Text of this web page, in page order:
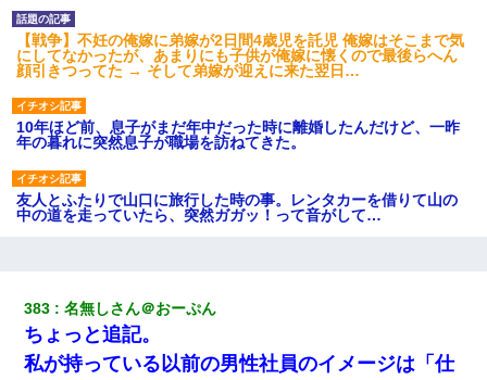
【戦争】不妊の俺嫁に弟嫁が2日間4歳児を託児 俺嫁はそこまで気
にしてなかったが、あまりにも子供が俺嫁に懐くので最後らへん
顔引きつってた → そして弟嫁が迎えに来た翌日…
10年ほど前、息子がまだ年中だった時に離婚したんだけど、一昨
年の暮れに突然息子が職場を訪ねてきた。
友人とふたりで山口に旅行した時の事。レンタカーを借りて山の
中の道を走っていたら、突然ガガッ！って音がして…
三年働いてたパートを突然クビになった。しかし元職場の主要取
引先のトップが母方の叔父だったので…
383 名無しさん＠おーぷん
ちょっと追記。
私が持っている以前の男性社員のイメージは「仕